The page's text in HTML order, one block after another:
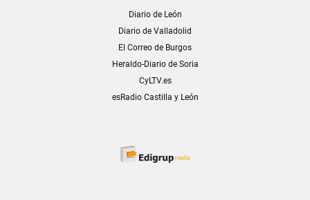
Diario de León
Diario de Valladolid
El Correo de Burgos
Heraldo-Diario de Soria
CyLTV.es
esRadio Castilla y León